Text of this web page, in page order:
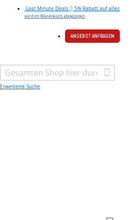
Last Minute Deals 5% Rabatt auf alles
wird im Warenkorb abgezogen
ANGEBOT ANFRAGEN
Erweiterte Suche